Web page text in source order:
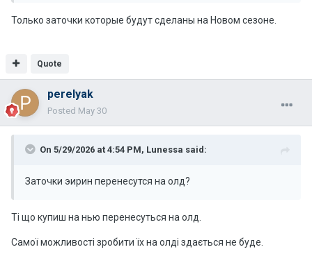
Только заточки которые будут сделаны на Новом сезоне.
Quote
perelyak
Posted May 30
On 5/29/2026 at 4:54 PM, Lunessa said:
Заточки эирин перенесутся на олд?
Ті що купиш на нью перенесуться на олд.
Самої можливості зробити їх на олді здається не буде.